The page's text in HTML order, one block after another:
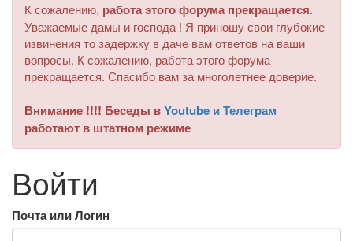
К сожалению, работа этого форума прекращается.
Уважаемые дамы и господа ! Я приношу свои глубокие
извинения то задержку в даче вам ответов на ваши
вопросы. К сожалению, работа этого форума
прекращается. Спасибо вам за многолетнее доверие.
Внимание !!!! Беседы вYoutube и Телеграм
работают в штатном режиме
Войти
Почта или Логин